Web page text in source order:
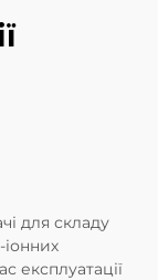
для складу
експлуатації